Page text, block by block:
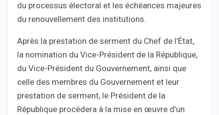
du processus électoral et les échéances majeures
du renouvellement des institutions.
Après la prestation de serment du Chef de l’État,
la nomination du Vice-Président de la République,
du Vice-Président du Gouvernement, ainsi que
celle des membres du Gouvernement et leur
prestation de serment, le Président de la
République procédera à la mise en œuvre d’un